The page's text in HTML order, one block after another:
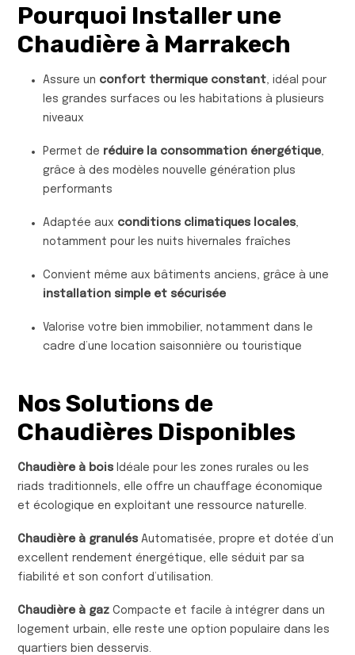
Pourquoi Installer une
Chaudière à Marrakech
Assure un confort thermique constant , idéal pour
les grandes surfaces ou les habitations à plusieurs
niveaux
Permet de réduire la consommation énergétique
grâce à des modèles nouvelle génération plus
performants
Adaptée aux conditions climatiques locales
notamment pour les nuits hivernales fraîches
Convient même aux bâtiments anciens, grâce à une
installation simple et sécurisée
Valorise votre bien immobilier, notamment dans le
cadre d’une location saisonnière ou touristique
Nos Solutions de
Chaudières Disponibles
Chaudière à bois Idéale pour les zones rurales ou les
riads traditionnels, elle offre un chauffage économique
et écologique en exploitant une ressource naturelle.
Chaudière à granulés Automatisée, propre et dotée d’un
excellent rendement énergétique, elle séduit par sa
fiabilité et son confort d’utilisation.
Chaudière à gaz Compacte et facile à intégrer dans un
logement urbain, elle reste une option populaire dans les
quartiers bien desservis.